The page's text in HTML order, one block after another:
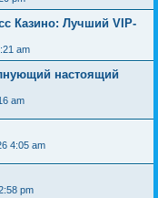
Казино: Лучший VIP-
am
настоящий
am
4:05 am
pm